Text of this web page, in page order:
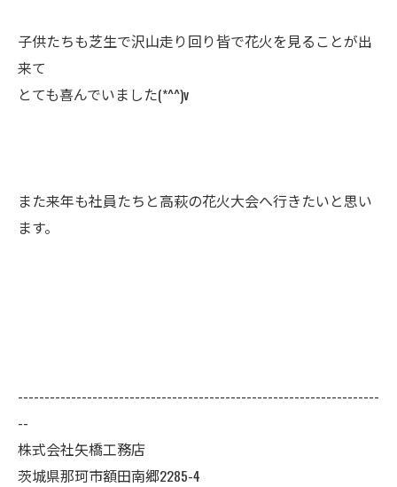
子供たちも芝生で沢山走り回り皆で花火を見ることが出
来て
とても喜んでいました(*^^)v
また来年も社員たちと高萩の花火大会へ行きたいと思い
ます。
--------------------------------------------------------------------
--
株式会社矢橋工務店
茨城県那珂市額田南郷2285-4